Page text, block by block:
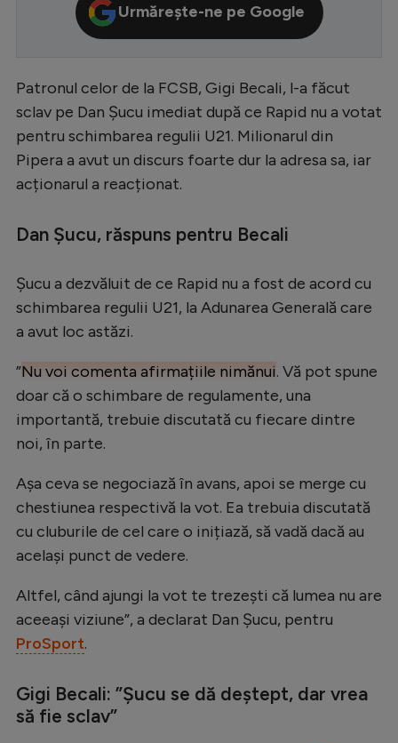
Premier League
Serie A
Bundesliga
Ligue 1
Campionate
EURO 2024
Stranieri
Clasamente
Tenis
Formula 1
Gimnastică
Rugby
JO 2024
Urmărește-ne pe Google
Patronul celor de la FCSB, Gigi Becali, l-a făcut
sclav pe Dan Șucu imediat după ce Rapid nu a votat
pentru schimbarea regulii U21. Milionarul din
Pipera a avut un discurs foarte dur la adresa sa, iar
acționarul a reacționat.
Dan Șucu, răspuns pentru Becali
Șucu a dezvăluit de ce Rapid nu a fost de acord cu
schimbarea regulii U21, la Adunarea Generală care
a avut loc astăzi.
”Nu voi comenta afirmațiile nimănui. Vă pot spune
doar că o schimbare de regulamente, una
importantă, trebuie discutată cu fiecare dintre
noi, în parte.
Așa ceva se negociază în avans, apoi se merge cu
chestiunea respectivă la vot. Ea trebuia discutată
cu cluburile de cel care o inițiază, să vadă dacă au
același punct de vedere.
Altfel, când ajungi la vot te trezești că lumea nu are
aceeași viziune”, a declarat Dan Șucu, pentru
ProSport.
Gigi Becali: ”Șucu se dă deștept, dar vrea
să fie sclav”